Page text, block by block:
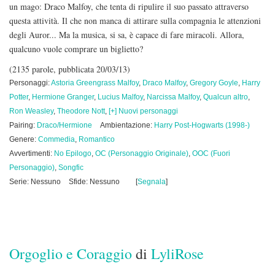
un mago: Draco Malfoy, che tenta di ripulire il suo passato attraverso
questa attività. Il che non manca di attirare sulla compagnia le attenzioni
degli Auror... Ma la musica, si sa, è capace di fare miracoli. Allora,
qualcuno vuole comprare un biglietto?
(2135 parole, pubblicata 20/03/13)
Personaggi:Astoria Greengrass Malfoy, Draco Malfoy, Gregory Goyle, Harry
Potter, Hermione Granger, Lucius Malfoy, Narcissa Malfoy, Qualcun altro,
Ron Weasley, Theodore Nott, [+] Nuovi personaggi
Pairing: Draco/Hermione Ambientazione: Harry Post-Hogwarts (1998-)
Genere: Commedia, Romantico
Avvertimenti: No Epilogo, OC (Personaggio Originale), OOC (Fuori
Personaggio), Songfic
Serie: Nessuno
Sfide: Nessuno [Segnala]
Orgoglio e Coraggiodi LyliRose